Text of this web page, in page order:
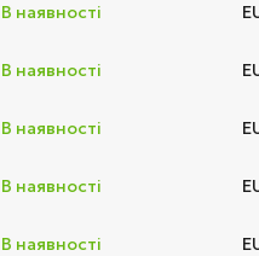
В наявності
В наявності
В наявності
В наявності
В наявності